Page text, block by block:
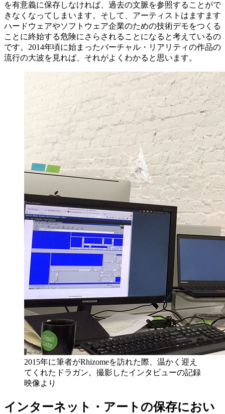
を有意義に保存しなければ、過去の文脈を参照することがで
きなくなってしまいます。そして、アーティストはますます
ハードウェアやソフトウェア企業のための技術デモをつくる
ことに終始する危険にさらされることになると考えているの
です。2014年頃に始まったバーチャル・リアリティの作品の
流行の大波を見れば、それがよくわかると思います。
2015年に筆者がRhizomeを訪れた際、温かく迎え
てくれたドラガン。撮影したインタビューの記録
映像より
インターネット・アートの保存におい